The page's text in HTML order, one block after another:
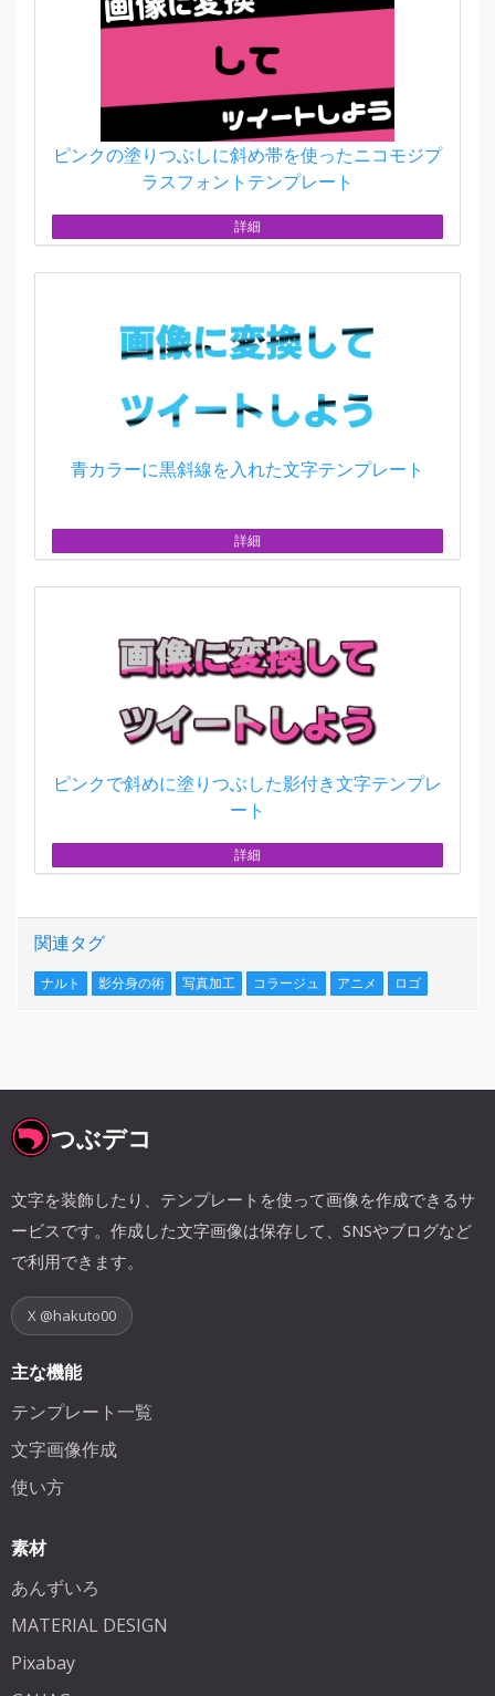
ピンクの塗りつぶしに斜め帯を使ったニコモジプ
ラスフォントテンプレート
詳細
青カラーに黒斜線を入れた文字テンプレート
詳細
ピンクで斜めに塗りつぶした影付き文字テンプレ
ート
詳細
関連タグ
ナルト 影分身の術 写真加工 コラージュ アニメ ロゴ
つぶデコ
文字を装飾したり、テンプレートを使って画像を作成できるサ
ービスです。作成した文字画像は保存して、SNSやブログなど
で利用できます。
X @hakuto00
主な機能
テンプレート一覧
文字画像作成
使い方
素材
あんずいろ
MATERIAL DESIGN
Pixabay